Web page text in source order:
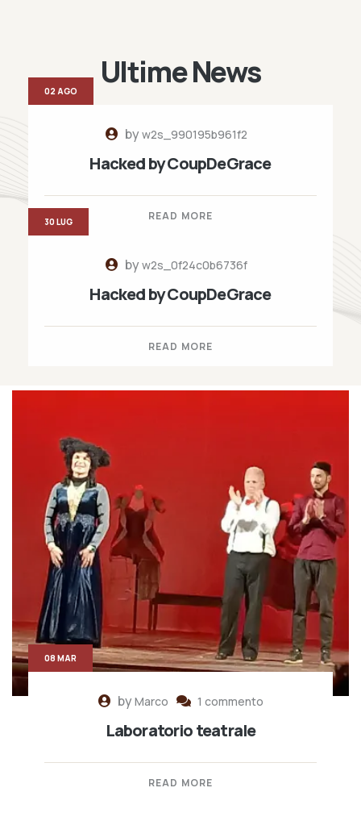
Ultime News
byw2s_990195b961f2
Hacked by CoupDeGrace
READ MORE
02 AGO
byw2s_0f24c0b6736f
Hacked by CoupDeGrace
READ MORE
30 LUG
byMarco 1 commento
Laboratorio teatrale
READ MORE
08 MAR